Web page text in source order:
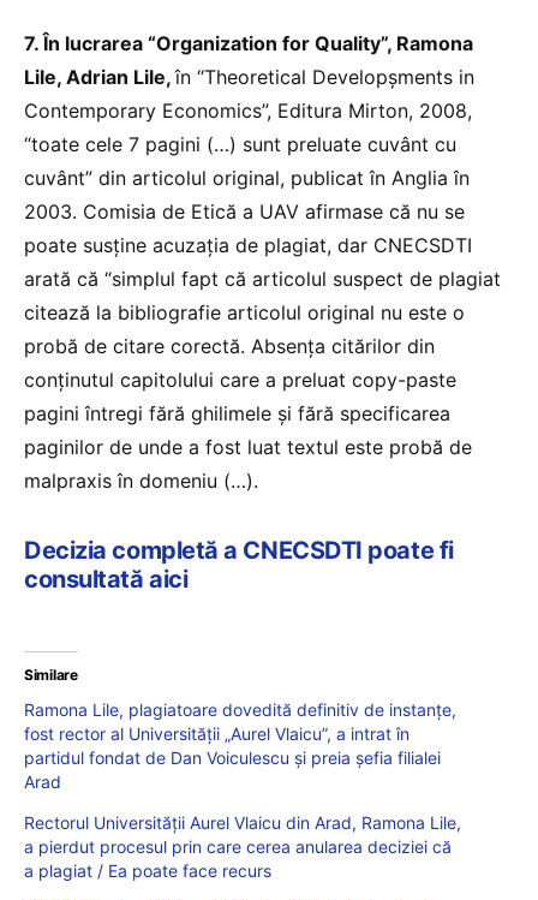
7. În lucrarea “Organization for Quality”, Ramona
Lile, Adrian Lile,în “Theoretical Developșments in
Contemporary Economics”, Editura Mirton, 2008,
“toate cele 7 pagini (…) sunt preluate cuvânt cu
cuvânt” din articolul original, publicat în Anglia în
2003. Comisia de Etică a UAV afirmase că nu se
poate susține acuzația de plagiat, dar CNECSDTI
arată că “simplul fapt că articolul suspect de plagiat
citează la bibliografie articolul original nu este o
probă de citare corectă. Absența citărilor din
conținutul capitolului care a preluat copy-paste
pagini întregi fără ghilimele și fără specificarea
paginilor de unde a fost luat textul este probă de
malpraxis în domeniu (…).
Decizia completă a CNECSDTI poate fi
consultată aici
Similare
Ramona Lile, plagiatoare dovedită definitiv de instanțe,
fost rector al Universității „Aurel Vlaicu”, a intrat în
partidul fondat de Dan Voiculescu și preia șefia filialei
Arad
Rectorul Universității Aurel Vlaicu din Arad, Ramona Lile,
a pierdut procesul prin care cerea anularea deciziei că
a plagiat / Ea poate face recurs